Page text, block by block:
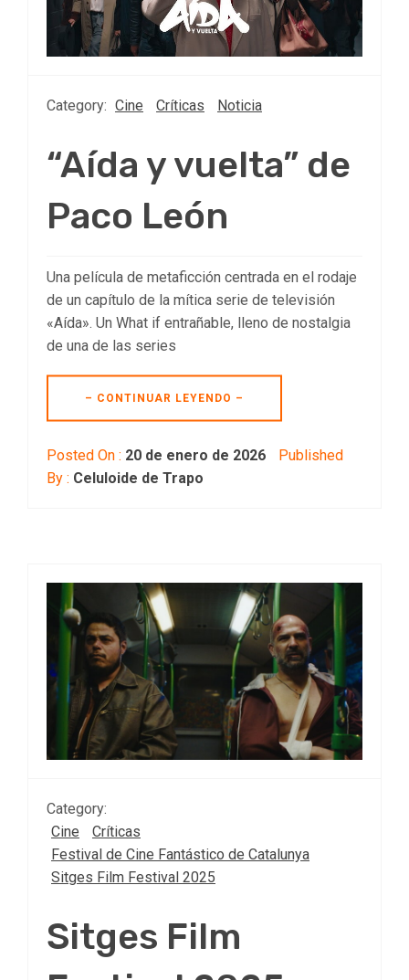
Category: Cine Críticas Noticia
“Aída y vuelta” de
Paco León
Una película de metaficción centrada en el rodaje
de un capítulo de la mítica serie de televisión
«Aída». Un What if entrañable, lleno de nostalgia
de una de las series
– CONTINUAR LEYENDO –
Posted On : 20 de enero de 2026
Published
By : Celuloide de Trapo
Category:
Cine
Críticas
Festival de Cine Fantástico de Catalunya
Sitges Film Festival 2025
Sitges Film